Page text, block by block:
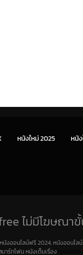
หนังใหม่ 2025 หนั
ไม่มีโฆษณาขั้
งออนไลน์ฟรี 2024, หนังออนไ
าร์ทโฟน หนังเต็มเรื่อง